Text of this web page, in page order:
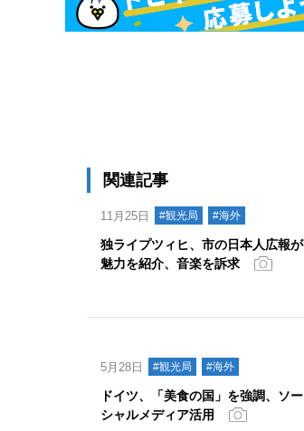
関連記事
11月25日 #観光局 #海外
独ライプツィヒ、市の日本人広報が
魅力を紹介、音楽を訴求
5月28日 #観光局 #海外
ドイツ、「美食の国」を強調、ソー
シャルメディア活用